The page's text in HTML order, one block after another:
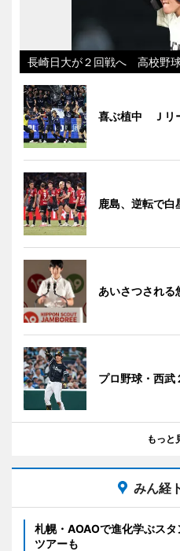
長崎日大が２回戦へ 高校野
喜ぶ植中 Ｊリ
鹿島、逆転で
あいさつされる
プロ野球・西
もっと
みん経
札幌・AOAOで進化学ぶス
ツアーも